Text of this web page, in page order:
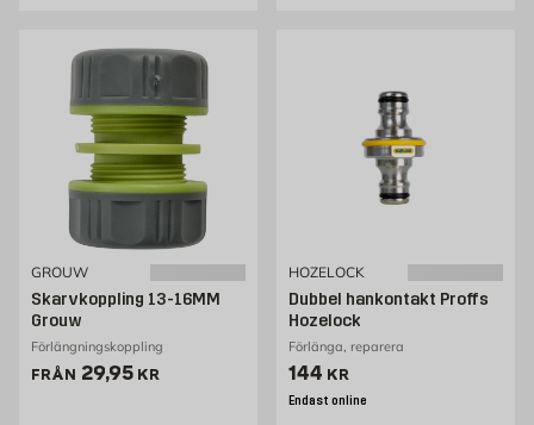
GROUW
Skarvkoppling 13-16MM
Grouw
Förlängningskoppling
FRÅN Pris 29.95 kr
29,95 KR
HOZELOCK
Dubbel hankontakt Proffs
Hozelock
Förlänga, reparera
Pris 144 kr
144 KR
Endast online